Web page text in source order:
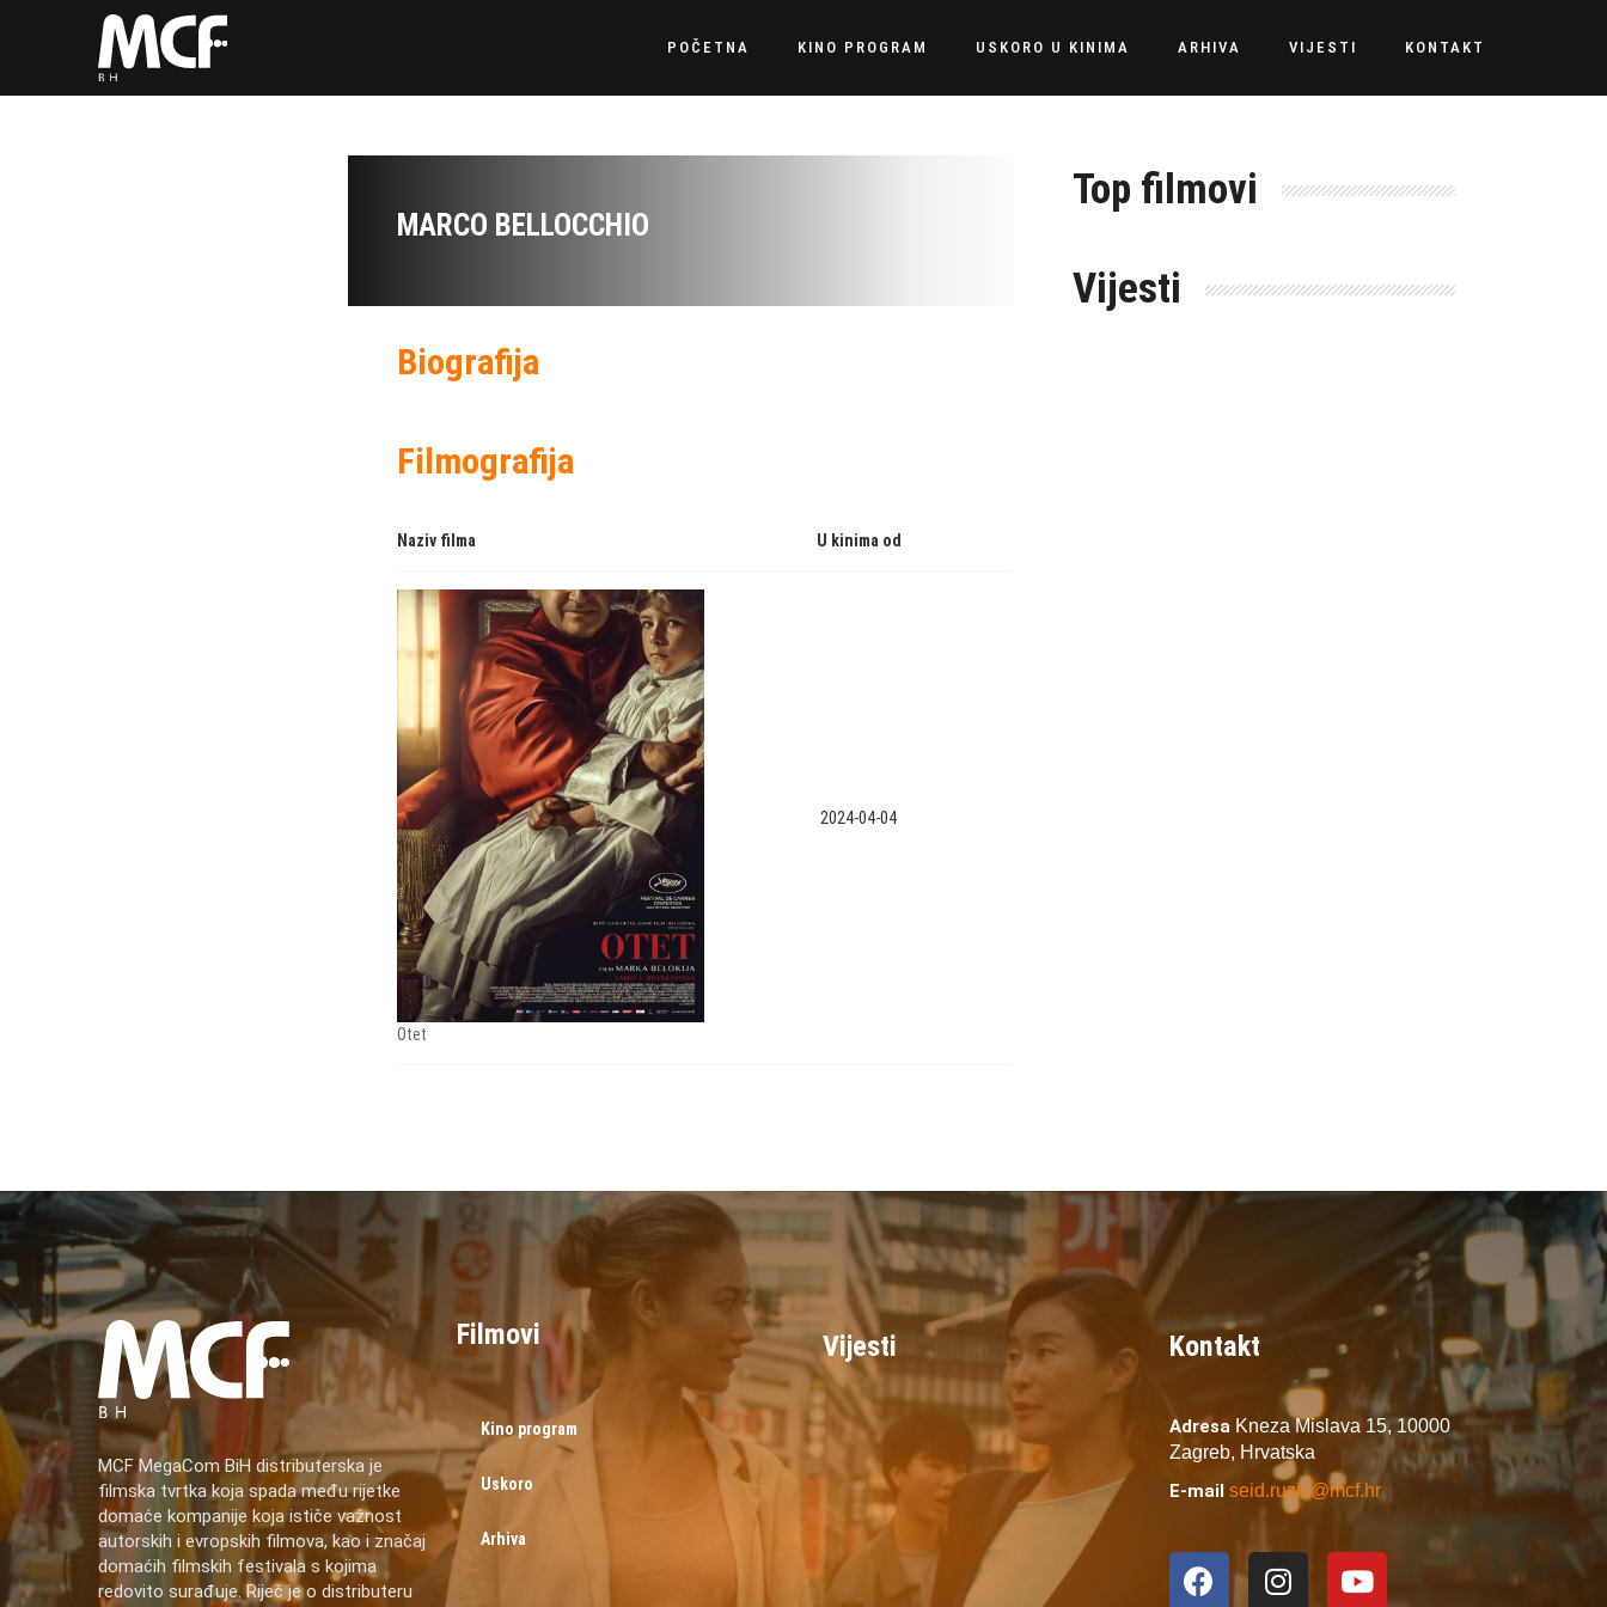
POČETNA KINO PROGRAM USKORO U KINIMA ARHIVA VIJESTI KONTAKT
MARCO BELLOCCHIO
Biografija
Filmografija
Naziv filma U kinima od
Otet
2024-04-04
Top filmovi
Vijesti
MCF MegaCom BiH distributerska je
filmska tvrtka koja spada među rijetke
domaće kompanije koja ističe važnost
autorskih i evropskih filmova, kao i značaj
domaćih filmskih festivala s kojima
redovito surađuje. Riječ je o distributeru
Filmovi
Kino program
Uskoro
Arhiva
Vijesti Kontakt
Adresa Kneza Mislava 15,10000
Zagreb, Hrvatska
E-mail seid.ruzic@mcf.hr